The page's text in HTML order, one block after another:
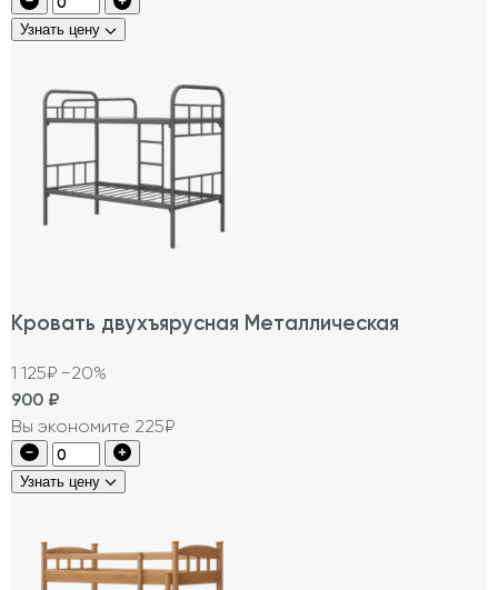
Узнать цену
Кровать двухъярусная Металлическая
1 125₽ −20%
900 ₽
Вы экономите 225₽
Узнать цену